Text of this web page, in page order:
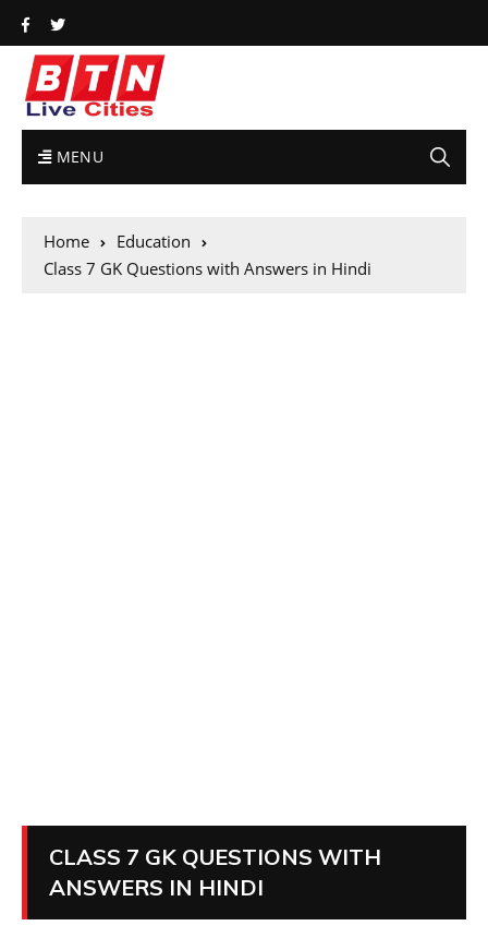
MENU
Home
Education
Class 7 GK Questions with Answers in Hindi
CLASS 7 GK QUESTIONS WITH
ANSWERS IN HINDI